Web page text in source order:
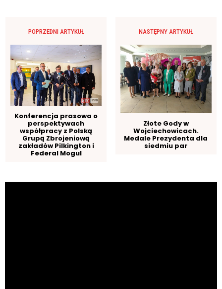
POPRZEDNI ARTYKUŁ
Konferencja prasowa o
perspektywach
współpracy z Polską
Grupą Zbrojeniową
zakładów Pilkington i
Federal Mogul
NASTĘPNY ARTYKUŁ
Złote Gody w
Wojciechowicach.
Medale Prezydenta dla
siedmiu par